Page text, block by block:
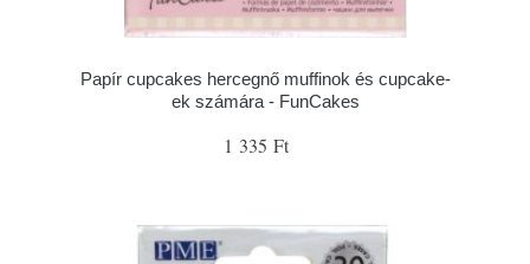
Papír cupcakes hercegnő muffinok és cupcake-
ek számára - FunCakes
1 335 Ft